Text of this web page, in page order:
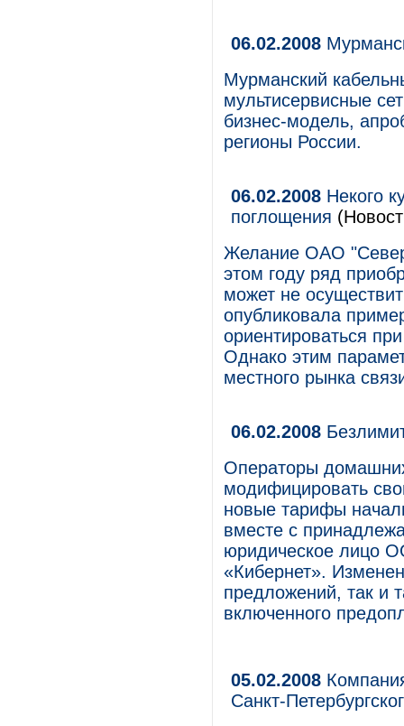
06.02.2008
Мурманский
мультисервисные
бизнес-модель,
регионы России.
06.02.2008 Некого
поглощения
Желание ОАО
этом году ряд
может не
опубликовала
ориентироваться
Однако этим
местного рынка
06.02.2008
Операторы
модифицировать
новые тарифы
вместе с
юридическое лицо
«Кибернет».
предложений, так и
включенного
05.02.2008
Санкт-